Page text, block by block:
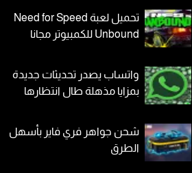
تحميل لعبة Need for Speed
Unbound للكمبيوتر مجانا
واتساب يصدر تحديثات جديدة
بمزايا مذهلة طال انتظارها
شحن جواهر فري فاير بأسهل
الطرق